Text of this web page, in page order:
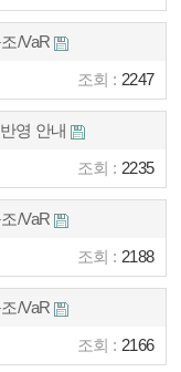
/VaR
2247
영 안내
2235
/VaR
2188
/VaR
2166